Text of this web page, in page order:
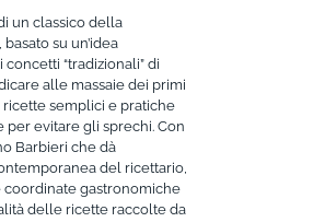
un classico della
su un’idea
“tradizionali” di
alle massaie dei primi
ricette semplici e pratiche
per evitare gli sprechi. Con
Barbieri che dà
del ricettario,
gastronomiche
delle ricette raccolte da